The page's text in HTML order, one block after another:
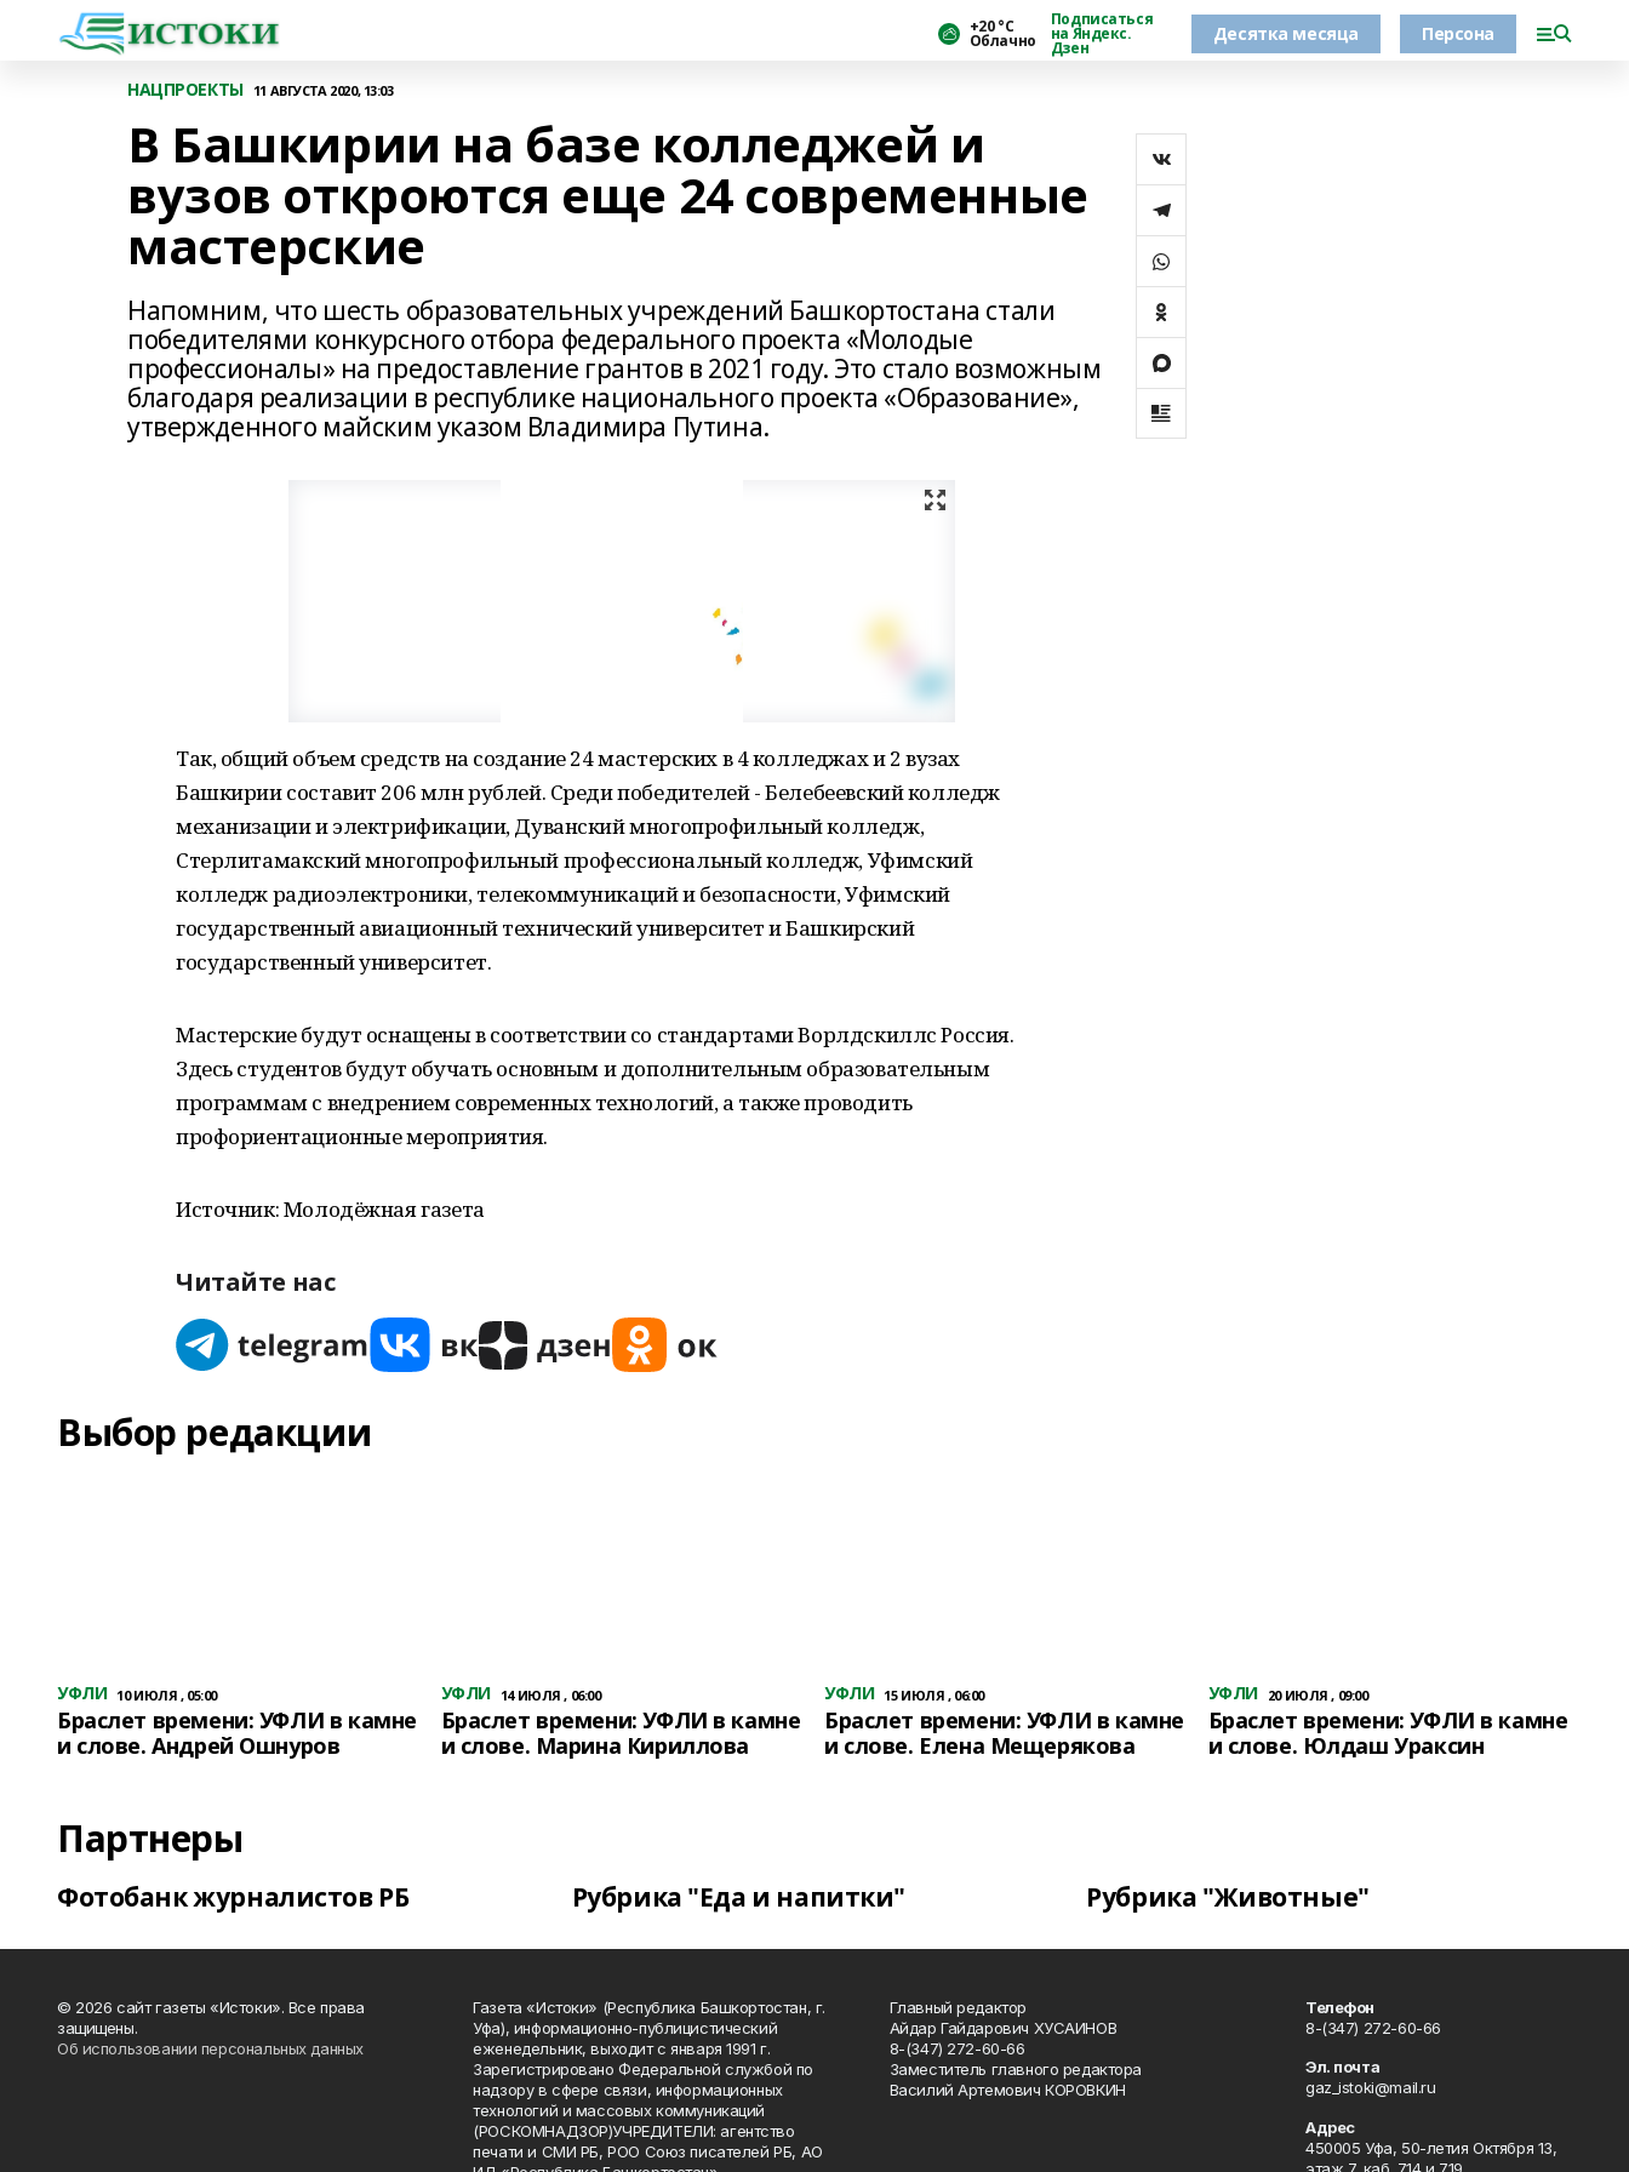
+20 °С
Облачно
Подписаться
на Яндекс.
Дзен
Десятка месяца Персона
НАЦПРОЕКТЫ 11 АВГУСТА 2020, 13:03
В Башкирии на базе колледжей и
вузов откроются еще 24 современные
мастерские
Напомним, что шесть образовательных учреждений Башкортостана стали
победителями конкурсного отбора федерального проекта «Молодые
профессионалы» на предоставление грантов в 2021 году. Это стало возможным
благодаря реализации в республике национального проекта «Образование»,
утвержденного майским указом Владимира Путина.
Так, общий объем средств на создание 24 мастерских в 4 колледжах и 2 вузах
Башкирии составит 206 млн рублей. Среди победителей - Белебеевский колледж
механизации и электрификации, Дуванский многопрофильный колледж,
Стерлитамакский многопрофильный профессиональный колледж, Уфимский
колледж радиоэлектроники, телекоммуникаций и безопасности, Уфимский
государственный авиационный технический университет и Башкирский
государственный университет.
Мастерские будут оснащены в соответствии со стандартами Ворлдскиллс Россия.
Здесь студентов будут обучать основным и дополнительным образовательным
программам с внедрением современных технологий, а также проводить
профориентационные мероприятия.
Источник: Молодёжная газета
Читайте нас
Выбор редакции
УФЛИ 10 ИЮЛЯ , 05:00
Браслет времени: УФЛИ в камне
и слове. Андрей Ошнуров
УФЛИ 14 ИЮЛЯ , 06:00
Браслет времени: УФЛИ в камне
и слове. Марина Кириллова
УФЛИ 15 ИЮЛЯ , 06:00
Браслет времени: УФЛИ в камне
и слове. Елена Мещерякова
УФЛИ 20 ИЮЛЯ , 09:00
Браслет времени: УФЛИ в камне
и слове. Юлдаш Ураксин
Партнеры
Фотобанк журналистов РБ Рубрика "Еда и напитки" Рубрика "Животные"
© 2026 сайт газеты «Истоки». Все права
защищены.
Об использовании персональных данных
Газета «Истоки» (Республика Башкортостан, г.
Уфа), информационно-публицистический
еженедельник, выходит с января 1991 г.
Зарегистрировано Федеральной службой по
надзору в сфере связи, информационных
технологий и массовых коммуникаций
(РОСКОМНАДЗОР)УЧРЕДИТЕЛИ: агентство
печати и СМИ РБ, РОО Союз писателей РБ, АО
Главный редактор
Айдар Гайдарович ХУСАИНОВ
8-(347) 272-60-66
Заместитель главного редактора
Василий Артемович КОРОВКИН
Телефон
8-(347) 272-60-66
Эл. почта
gaz_istoki@mail.ru
Адрес
450005 Уфа, 50-летия Октября 13,
этаж 7, каб. 714 и 719